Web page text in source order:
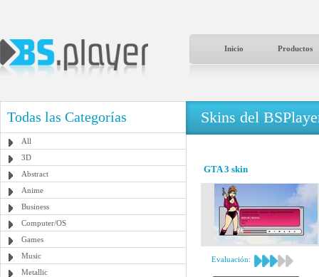
Inicio Productos
Todas las Categorías
All
3D
Abstract
Anime
Business
Computer/OS
Games
Music
Metallic
Skins del
GTA 3 skin
Evaluación: